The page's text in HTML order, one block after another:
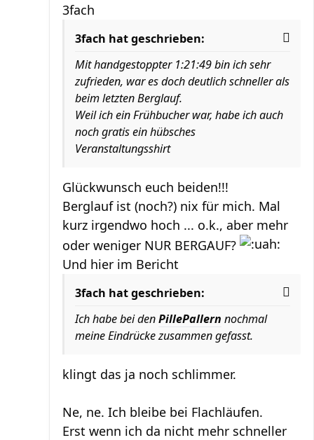
3fach
3fach hat geschrieben:
Mit handgestoppter 1:21:49 bin ich sehr
zufrieden, war es doch deutlich schneller als
beim letzten Berglauf.
Weil ich ein Frühbucher war, habe ich auch
noch gratis ein hübsches
Veranstaltungsshirt
Glückwunsch euch beiden!!!
Berglauf ist (noch?) nix für mich. Mal
kurz irgendwo hoch ... o.k., aber mehr
oder weniger NUR BERGAUF?
Und hier im Bericht
3fach hat geschrieben:
Ich habe bei denPillePallern nochmal
meine Eindrücke zusammen gefasst.
klingt das ja noch schlimmer.
Ne, ne. Ich bleibe bei Flachläufen.
Erst wenn ich da nicht mehr schneller